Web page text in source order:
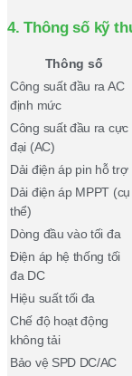
4. Thông số kỹ
Thông số
Công suất đầu ra AC
định mức
Công suất đầu ra cực
đại (AC)
Dải điện áp pin hỗ trợ
Dải điện áp MPPT (cụ
thể)
Dòng đầu vào tối đa
Điện áp hệ thống tối
đa DC
Hiệu suất tối đa
Chế độ hoạt động
không tải
Bảo vệ SPD DC/AC